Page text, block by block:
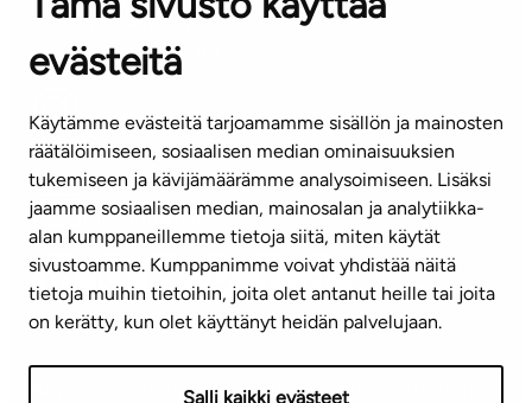
evästeitä
Käytämme evästeitä tarjoamamme sisällön ja mainosten
räätälöimiseen, sosiaalisen median ominaisuuksien
tukemiseen ja kävijämäärämme analysoimiseen. Lisäksi
jaamme sosiaalisen median, mainosalan ja analytiikka-
alan kumppaneillemme tietoja siitä, miten käytät
sivustoamme. Kumppanimme voivat yhdistää näitä
tietoja muihin tietoihin, joita olet antanut heille tai joita
on kerätty, kun olet käyttänyt heidän palvelujaan.
Salli kaikki evästeet
Puh. 045 7734 3777
(arkisin klo 8-16)
info@ta.fi
Tilaa uutiskirje
Mediapankki
TietosuojaselosteSaavutettavuusseloste